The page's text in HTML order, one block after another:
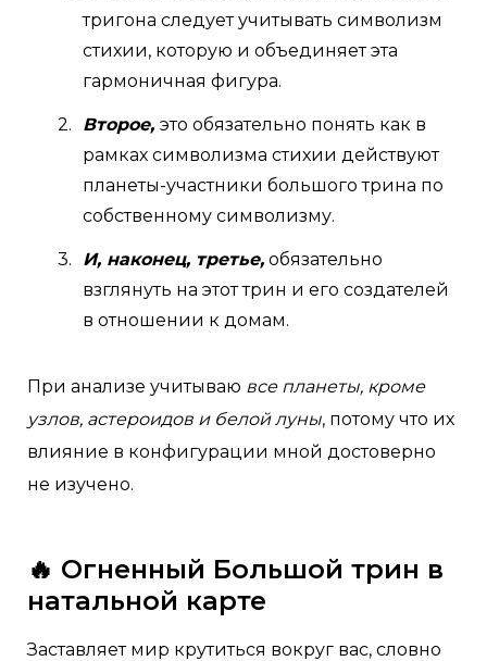
тригона следует учитывать символизм
стихии, которую и объединяет эта
гармоничная фигура.
Второе, это обязательно понять как в
рамках символизма стихии действуют
планеты-участники большого трина по
собственному символизму.
И, наконец, третье, обязательно
взглянуть на этот трин и его создателей
в отношении к домам.
При анализе учитываю все планеты, кроме
узлов, астероидов и белой луны, потому что их
влияние в конфигурации мной достоверно
не изучено.
🔥 Огненный Большой трин в
натальной карте
Заставляет мир крутиться вокруг вас, словно